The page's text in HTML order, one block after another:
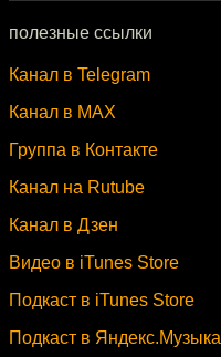
полезные ссылки
Канал в Telegram
Канал в MAX
Группа в Контакте
Канал на Rutube
Канал в Дзен
Видео в iTunes Store
Подкаст в iTunes Store
Подкаст в Яндекс.Музыка